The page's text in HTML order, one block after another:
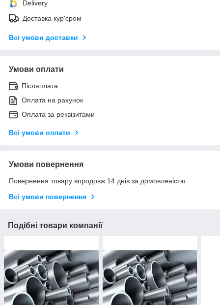
Delivery
Доставка кур'єром
Всі умови доставки
Умови оплати
Післяплата
Оплата на рахунок
Оплата за реквізитами
Всі умови оплати
Умови повернення
Повернення товару впродовж 14 днів за домовленістю
Всі умови повернення
Подібні товари компанії